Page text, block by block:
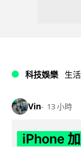
科技娛樂 生
Vin 13 小時
iPhone